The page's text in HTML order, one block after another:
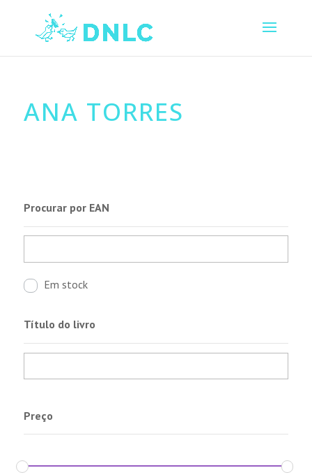
ANA TORRES
Procurar por EAN
Em stock
Título do livro
Preço